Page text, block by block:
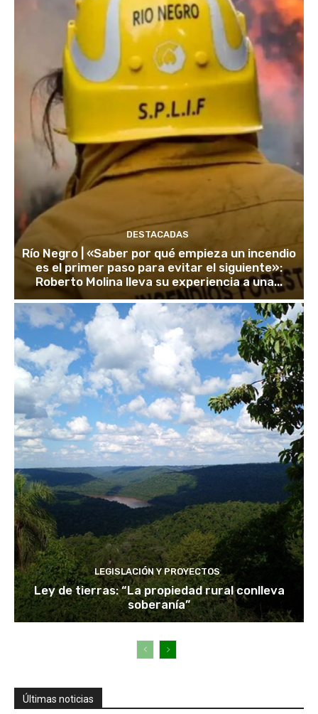
DESTACADAS
Río Negro | «Saber por qué empieza un incendio
es el primer paso para evitar el siguiente»:
Roberto Molina lleva su experiencia a una...
LEGISLACIÓN Y PROYECTOS
Ley de tierras: “La propiedad rural conlleva
soberanía”
Últimas noticias